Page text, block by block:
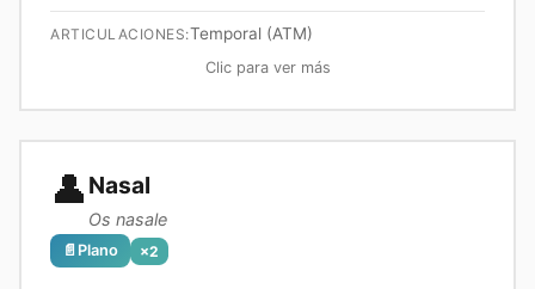
ARTICULACIONES:Temporal (ATM)
Clic para ver más
👤 Nasal
Os nasale
📄 Plano ×2